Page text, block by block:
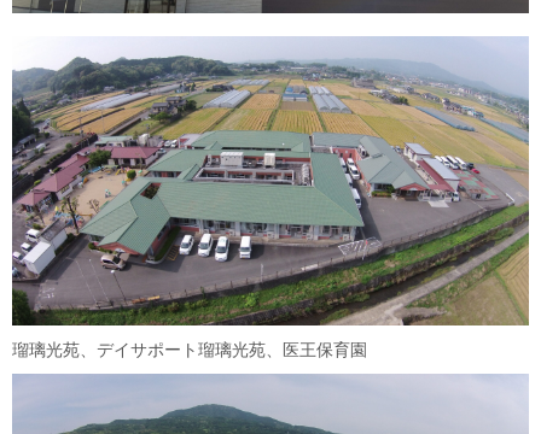
瑠璃光苑、デイサポート瑠璃光苑、医王保育園